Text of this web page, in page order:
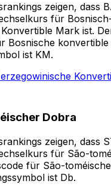
zeigen, dass
für
Mark ist.
Bosnische
ist KM.
Dobra
zeigen, dass
für São-
für São-
ist Db.